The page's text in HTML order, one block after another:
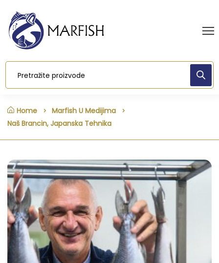
Home
Marfish U Medijima
Naš Brancin, Japanska Tehnika